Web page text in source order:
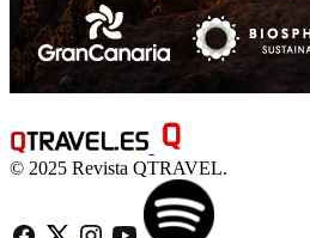
© 2025 Revista QTRAVEL.